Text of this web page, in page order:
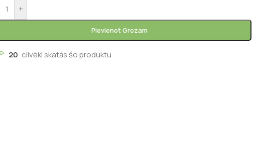
+
Pievienot Grozam
20 cilvēki skatās šo produktu